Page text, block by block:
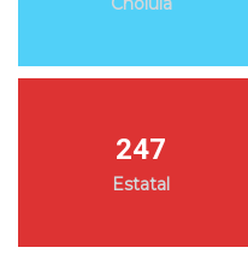
247
Estatal